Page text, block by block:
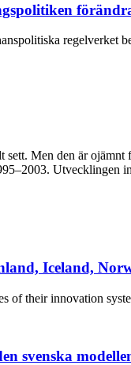
regelverket
Men den är
Utvecklingen
Iceland,
of their innovation
svenska